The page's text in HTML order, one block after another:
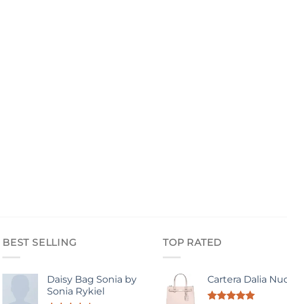
BEST SELLING
Daisy Bag Sonia by
Sonia Rykiel
TOP RATED
Cartera Dalia